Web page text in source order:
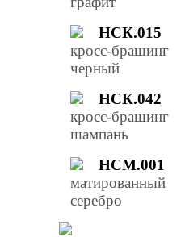
НСК.015
кросс-брашинг
черный
НСК.042
кросс-брашинг
шампань
НСМ.001
матированный
серебро